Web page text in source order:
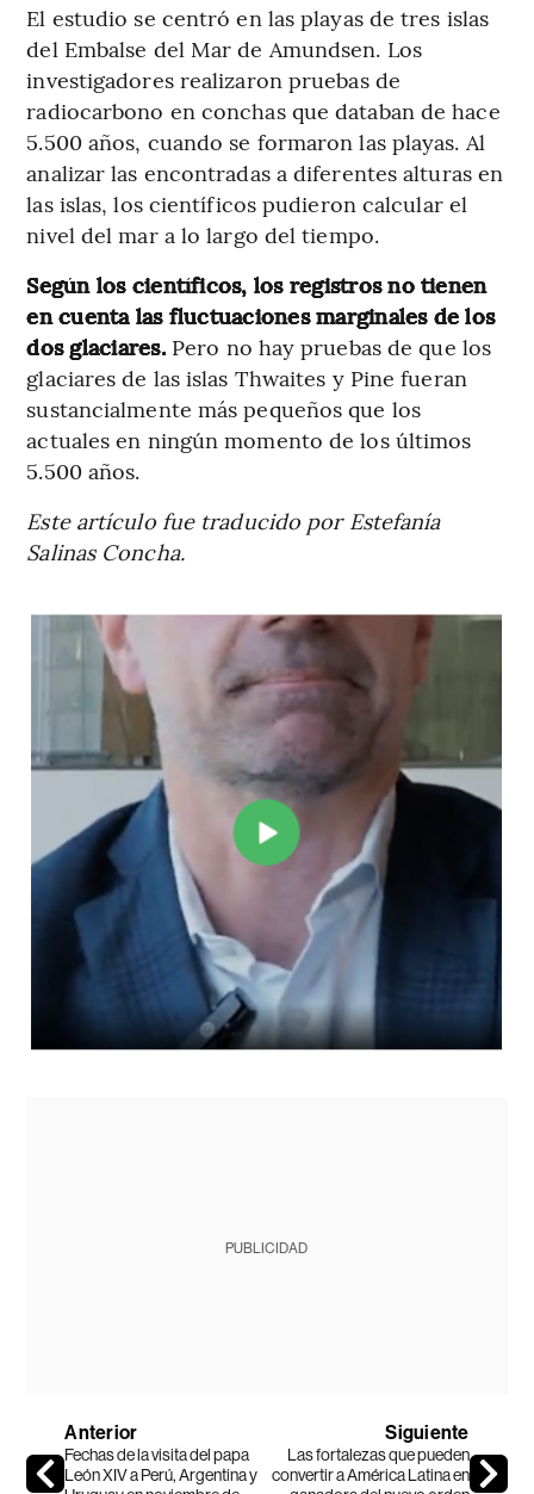
El estudio se centró en las playas de tres islas
del Embalse del Mar de Amundsen. Los
investigadores realizaron pruebas de
radiocarbono en conchas que databan de hace
5.500 años, cuando se formaron las playas. Al
analizar las encontradas a diferentes alturas en
las islas, los científicos pudieron calcular el
nivel del mar a lo largo del tiempo.
Según los científicos, los registros no tienen
en cuenta las fluctuaciones marginales de los
dos glaciares. Pero no hay pruebas de que los
glaciares de las islas Thwaites y Pine fueran
sustancialmente más pequeños que los
actuales en ningún momento de los últimos
5.500 años.
Este artículo fue traducido por Estefanía
Salinas Concha.
PUBLICIDAD
Anterior
Fechas de la visita del papa
León XIV a Perú, Argentina y
Siguiente
Las fortalezas que pueden
convertir a América Latina en